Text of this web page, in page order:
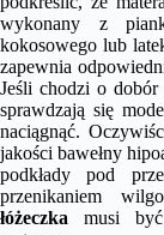
wykonany z
kokosowego lub
zapewnia
Jeśli chodzi o
sprawdzają się
naciągnąć.
jakości bawełny
podkłady pod
przenikaniem
łóżeczka musi być